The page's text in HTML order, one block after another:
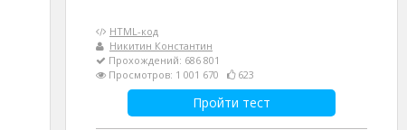
HTML-код
Никитин Константин
Прохождений: 686 801
Просмотров: 1 001 670
623
Пройти тест